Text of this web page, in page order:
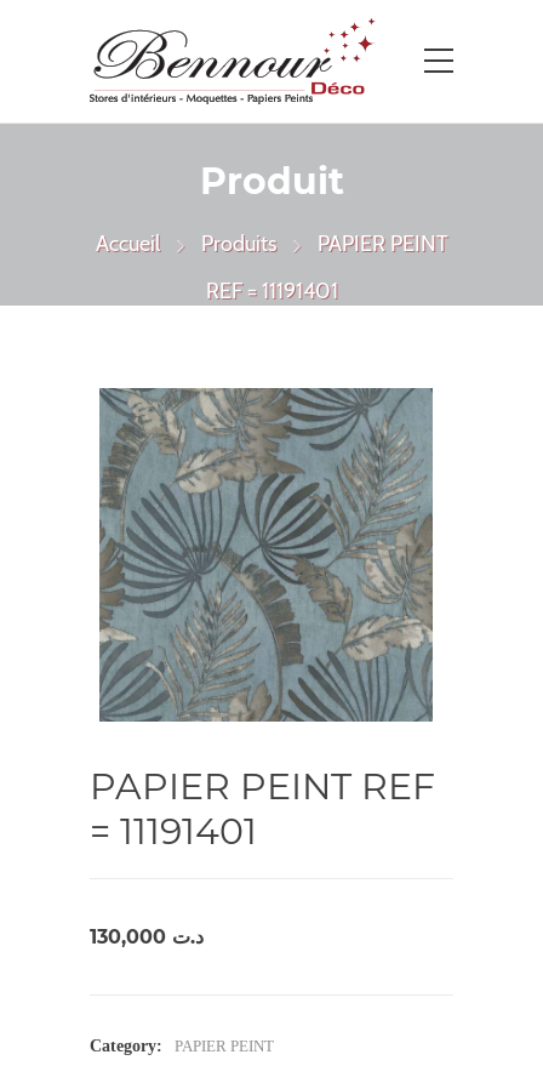
Produit
Accueil Produits
PAPIER PEINT
REF = 11191401
PAPIER PEINT REF
= 11191401
د.ت
Category: PAPIER PEINT